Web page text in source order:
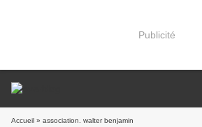
Publicité
Accueil » association. walter benjamin